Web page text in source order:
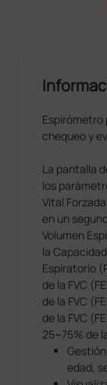
Espirómetro
chequeo y
La pantalla
los
Vital
en un
Volumen
la
Espiratorio
de la FVC
de la FVC
de la FVC
25~75% de
edad,